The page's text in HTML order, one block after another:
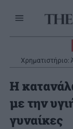
Η
με την
γυναίκες